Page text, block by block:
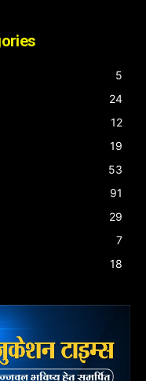
5
24
12
19
53
91
29
7
18